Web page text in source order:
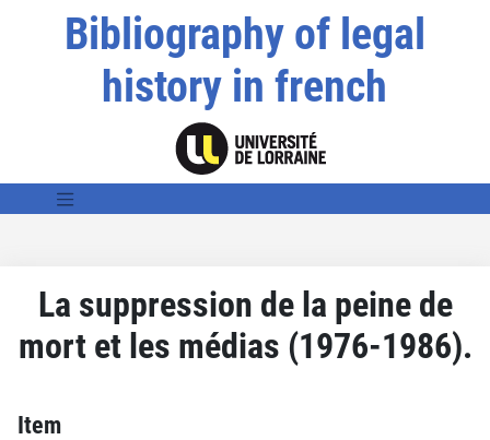
Bibliography of legal
history in french
La suppression de la peine de
mort et les médias (1976-1986).
Item